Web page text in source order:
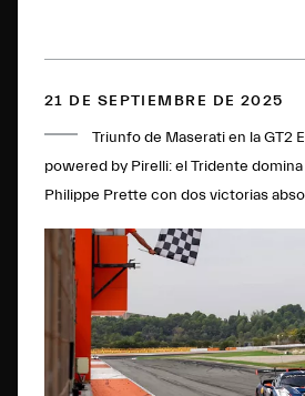
21 DE SEPTIEMBRE DE 2025
Triunfo de Maserati en la GT2
powered by Pirelli: el Tridente
Philippe Prette con dos victorias